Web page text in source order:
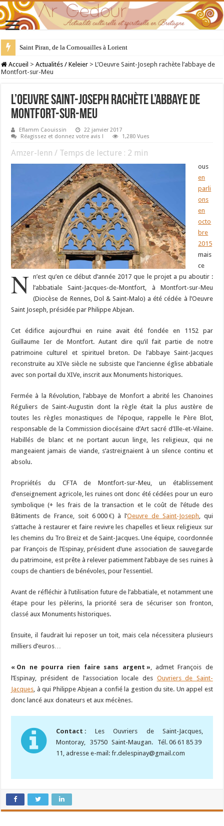
Saint Piran, de la Cornouailles à Lorient
28 juillet : Saint Samson de Dol, père de la Bretagne chrétienne
Accueil > Actualités / Keleier > L’Oeuvre Saint-Joseph rachète l’abbaye de
Montfort-sur-Meu
L’Oeuvre Saint-Joseph rachète l’abbaye de
Montfort-sur-Meu
Eflamm Caouissin
22 janvier 2017
Réagissez et donnez votre avis !
1,280 Vues
Amzer-lenn / Temps de lecture : 2 min
N
ous
en
parli
ons
en
octo
bre
2015
mais
ce
n’est qu’en ce début d’année 2017 que le projet a pu aboutir :
l’abbatiale Saint-Jacques-de-Montfort, à Montfort-sur-Meu
(Diocèse de Rennes, Dol & Saint-Malo) a été cédée à l’Oeuvre
Saint Joseph, présidée par Philippe Abjean.
Cet édifice aujourd’hui en ruine avait été fondée en 1152 par
Guillaume Ier de Montfort. Autant dire qu’il fait partie de notre
patrimoine culturel et spirituel breton. De l’abbaye Saint-Jacques
reconstruite au XIVe siècle ne subsiste que l’ancienne église abbatiale
avec son portail du XIVe, inscrit aux Monuments historiques.
Fermée à la Révolution, l’abbaye de Monfort a abrité les Chanoines
Réguliers de Saint-Augustin dont la règle était la plus austère de
toutes les règles monastiques de l’époque, rappelle le Père Blot,
responsable de la Commission diocésaine d’Art sacré d’Ille-et-Vilaine.
Habillés de blanc et ne portant aucun linge, les religieux, qui ne
mangeaient jamais de viande, s’astreignaient à un silence continu et
absolu.
Propriétés du CFTA de Montfort-sur-Meu, un établissement
d’enseignement agricole, les ruines ont donc été cédées pour un euro
symbolique (+ les frais de la transaction et le coût de l’étude des
Bâtiments de France, soit 6 000 €) à l’Oeuvre de Saint-Joseph , qui
s’attache à restaurer et faire revivre les chapelles et lieux religieux sur
les chemins du Tro Breiz et de Saint-Jacques. Une équipe, coordonnée
par François de l’Espinay, président d’une association de sauvegarde
du patrimoine, est prête à relever patiemment l’abbaye de ses ruines à
coups de chantiers de bénévoles, pour l’essentiel.
Avant de réfléchir à l’utilisation future de l’abbatiale, et notamment une
étape pour les pèlerins, la priorité sera de sécuriser son fronton,
classé aux Monuments historiques.
Ensuite, il faudrait lui reposer un toit, mais cela nécessitera plusieurs
milliers d’euros…
« On ne pourra rien faire sans argent » , admet François de
l’Espinay, président de l’association locale des Ouvriers de Saint-
Jacques , à qui Philippe Abjean a confié la gestion du site. Un appel est
donc lancé aux donateurs et aux mécènes.
Contact : Les Ouvriers de Saint-Jacques,
Montoray, 35750 Saint-Maugan. Tél. 06 61 85 39
11, adresse e-mail: fr.delespinay@gmail.com